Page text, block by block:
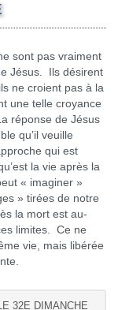
sont pas vraiment
Jésus. Ils désirent
ne croient pas à la
une telle croyance
réponse de Jésus
qu’il veuille
qui est
la vie après la
« imaginer »
» tirées de notre
la mort est au-
limites. Ce ne
vie, mais libérée
32E DIMANCHE